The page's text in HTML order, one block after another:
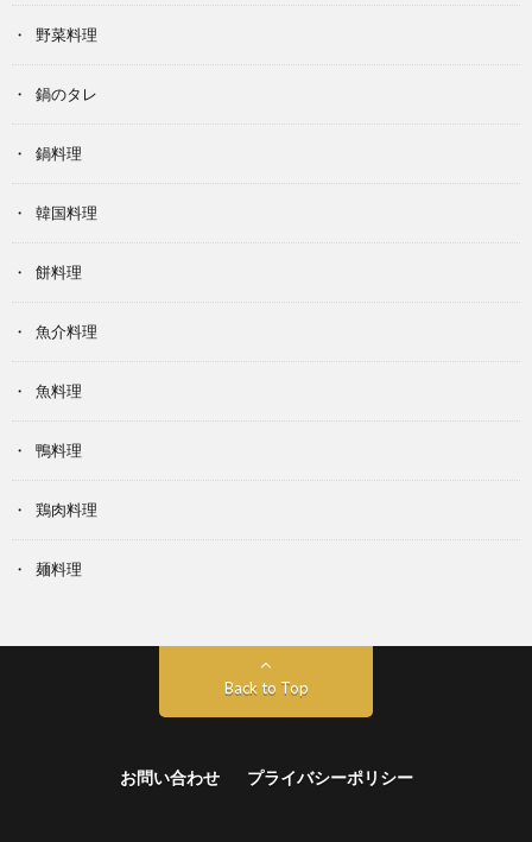
野菜料理
鍋のタレ
鍋料理
韓国料理
餅料理
魚介料理
魚料理
鴨料理
鶏肉料理
麺料理
Back to Top
お問い合わせ プライバシーポリシー